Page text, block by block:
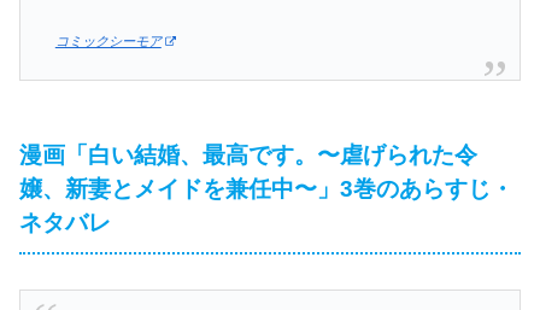
コミックシーモア
漫画「白い結婚、最高です。〜虐げられた令
嬢、新妻とメイドを兼任中〜」3巻のあらすじ・
ネタバレ